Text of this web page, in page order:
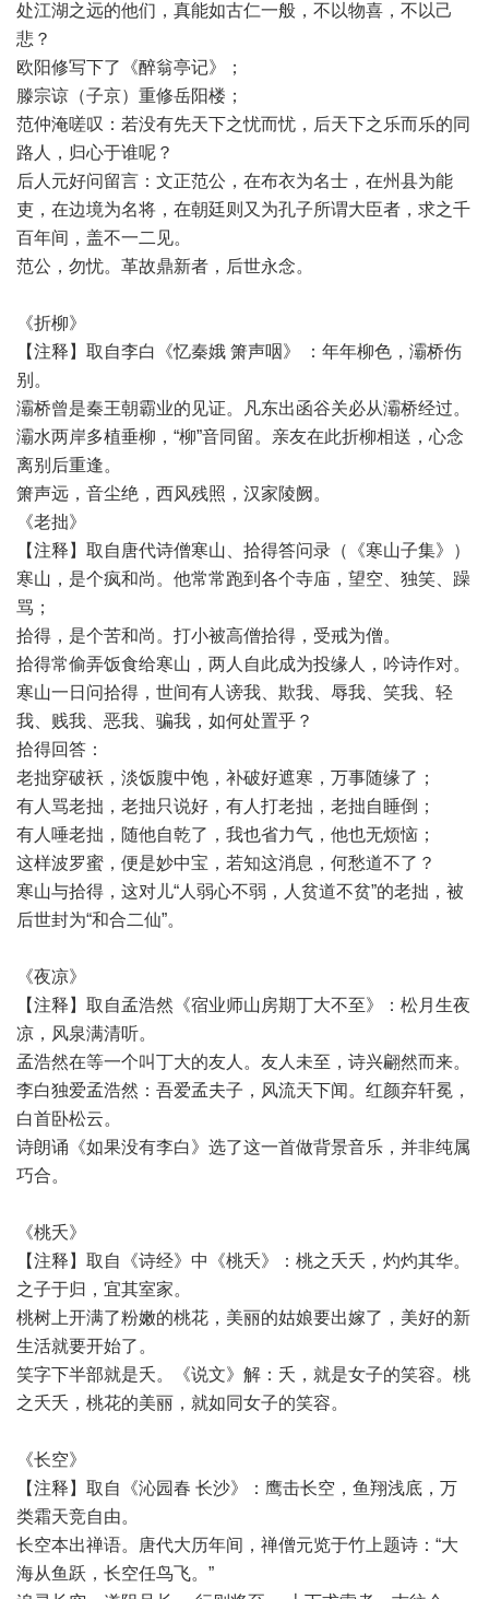
处江湖之远的他们，真能如古仁一般，不以物喜，不以己
悲？
欧阳修写下了《醉翁亭记》；
滕宗谅（子京）重修岳阳楼；
范仲淹嗟叹：若没有先天下之忧而忧，后天下之乐而乐的同
路人，归心于谁呢？
后人元好问留言：文正范公，在布衣为名士，在州县为能
吏，在边境为名将，在朝廷则又为孔子所谓大臣者，求之千
百年间，盖不一二见。
范公，勿忧。革故鼎新者，后世永念。
《折柳》
【注释】取自李白《忆秦娥 箫声咽》 ：年年柳色，灞桥伤
别。
灞桥曾是秦王朝霸业的见证。凡东出函谷关必从灞桥经过。
灞水两岸多植垂柳，“柳”音同留。亲友在此折柳相送，心念
离别后重逢。
箫声远，音尘绝，西风残照，汉家陵阙。
《老拙》
【注释】取自唐代诗僧寒山、拾得答问录（《寒山子集》）
寒山，是个疯和尚。他常常跑到各个寺庙，望空、独笑、躁
骂；
拾得，是个苦和尚。打小被高僧拾得，受戒为僧。
拾得常偷弄饭食给寒山，两人自此成为投缘人，吟诗作对。
寒山一日问拾得，世间有人谤我、欺我、辱我、笑我、轻
我、贱我、恶我、骗我，如何处置乎？
拾得回答：
老拙穿破袄，淡饭腹中饱，补破好遮寒，万事随缘了；
有人骂老拙，老拙只说好，有人打老拙，老拙自睡倒；
有人唾老拙，随他自乾了，我也省力气，他也无烦恼；
这样波罗蜜，便是妙中宝，若知这消息，何愁道不了？
寒山与拾得，这对儿“人弱心不弱，人贫道不贫”的老拙，被
后世封为“和合二仙”。
《夜凉》
【注释】取自孟浩然《宿业师山房期丁大不至》：松月生夜
凉，风泉满清听。
孟浩然在等一个叫丁大的友人。友人未至，诗兴翩然而来。
李白独爱孟浩然：吾爱孟夫子，风流天下闻。红颜弃轩冕，
白首卧松云。
诗朗诵《如果没有李白》选了这一首做背景音乐，并非纯属
巧合。
《桃夭》
【注释】取自《诗经》中《桃夭》：桃之夭夭，灼灼其华。
之子于归，宜其室家。
桃树上开满了粉嫩的桃花，美丽的姑娘要出嫁了，美好的新
生活就要开始了。
笑字下半部就是夭。《说文》解：夭，就是女子的笑容。桃
之夭夭，桃花的美丽，就如同女子的笑容。
《长空》
【注释】取自《沁园春 长沙》：鹰击长空，鱼翔浅底，万
类霜天竞自由。
长空本出禅语。唐代大历年间，禅僧元览于竹上题诗：“大
海从鱼跃，长空任鸟飞。”